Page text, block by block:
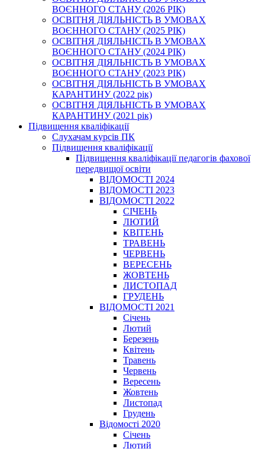
ВОЄННОГО СТАНУ (2026 РІК)
ОСВІТНЯ ДІЯЛЬНІСТЬ В УМОВАХ
ВОЄННОГО СТАНУ (2025 РІК)
ОСВІТНЯ ДІЯЛЬНІСТЬ В УМОВАХ
ВОЄННОГО СТАНУ (2024 РІК)
ОСВІТНЯ ДІЯЛЬНІСТЬ В УМОВАХ
ВОЄННОГО СТАНУ (2023 РІК)
ОСВІТНЯ ДІЯЛЬНІСТЬ В УМОВАХ
КАРАНТИНУ (2022 рік)
ОСВІТНЯ ДІЯЛЬНІСТЬ В УМОВАХ
КАРАНТИНУ (2021 рік)
Підвищення кваліфікації
Слухачам курсів ПК
Підвищення кваліфікації
Підвищення кваліфікації педагогів фахової
передвищої освіти
ВІДОМОСТІ 2024
ВІДОМОСТІ 2023
ВІДОМОСТІ 2022
СІЧЕНЬ
ЛЮТИЙ
КВІТЕНЬ
ТРАВЕНЬ
ЧЕРВЕНЬ
ВЕРЕСЕНЬ
ЖОВТЕНЬ
ЛИСТОПАД
ГРУДЕНЬ
ВІДОМОСТІ 2021
Січень
Лютий
Березень
Квітень
Травень
Червень
Вересень
Жовтень
Листопад
Грудень
Відомості 2020
Січень
Лютий